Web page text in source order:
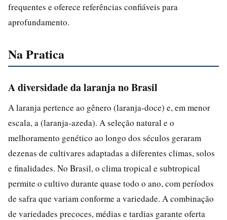
frequentes e oferece referências confiáveis para
aprofundamento.
Na Pratica
A diversidade da laranja no Brasil
A laranja pertence ao gênero (laranja-doce) e, em menor
escala, a (laranja-azeda). A seleção natural e o
melhoramento genético ao longo dos séculos geraram
dezenas de cultivares adaptadas a diferentes climas, solos
e finalidades. No Brasil, o clima tropical e subtropical
permite o cultivo durante quase todo o ano, com períodos
de safra que variam conforme a variedade. A combinação
de variedades precoces, médias e tardias garante oferta